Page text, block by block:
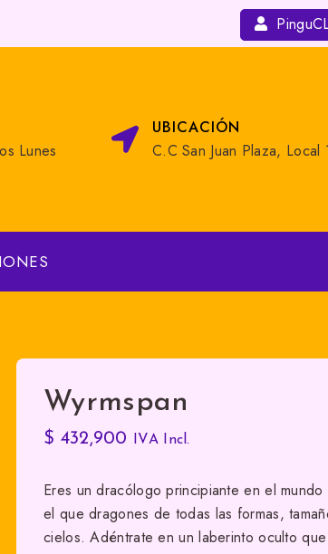
Lunes
UBICACIÓN
C.C San Juan Plaza, Local
Wyrmspan
$ 432,900 IVA Incl.
Eres un dracólogo principiante en el
el que dragones de todas las formas,
cielos. Adéntrate en un laberinto oculto